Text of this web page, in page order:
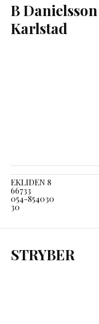
B
Karlstad
EKLIDEN 8
66733
054-854030
30
STRYBER